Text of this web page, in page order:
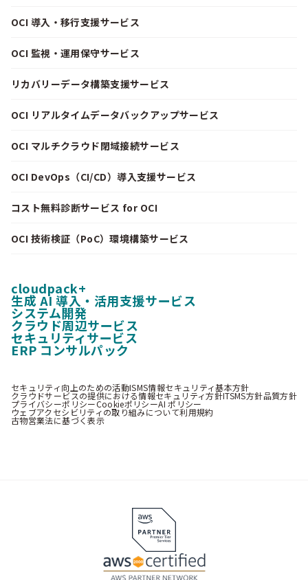
OCI 導入・移行支援サービス
OCI 監視・運用保守サービス
リカバリーデータ構築支援サービス
OCI リアルタイムデータバックアップサービス
OCI マルチクラウド閉域接続サービス
OCI DevOps（CI/CD）導入支援サービス
コスト無料診断サービス for OCI
OCI 技術検証（PoC）環境構築サービス
cloudpack+
生成 AI 導入・活用支援サービス
システム開発
クラウド周辺サービス
セキュリティサービス
ERP コンサルパック
セキュリティ向上のための活動ISMS情報セキュリティ基本方針
クラウドサービスの提供における情報セキュリティ方針ITSMS方針品質方針
プライバシーポリシーCookieポリシーAI ポリシー
ウェブアクセシビリティの取り組みについて利用規約
古物営業法に基づく表示